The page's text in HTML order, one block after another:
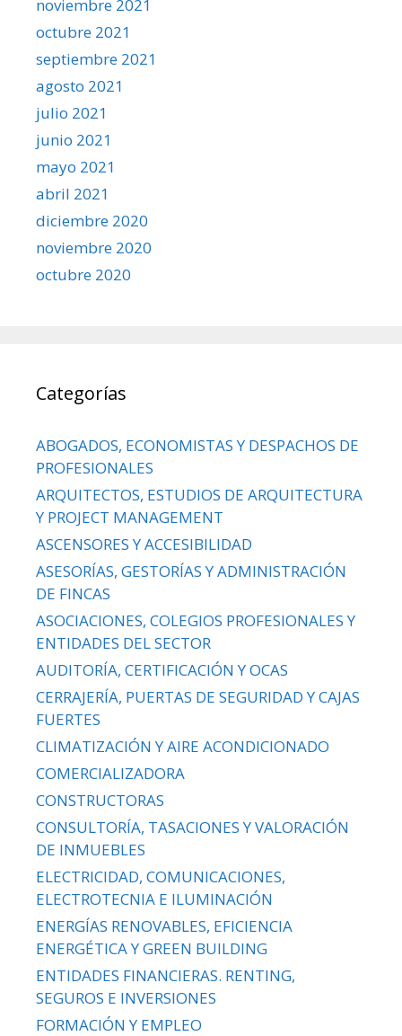
noviembre 2021
octubre 2021
septiembre 2021
agosto 2021
julio 2021
junio 2021
mayo 2021
abril 2021
diciembre 2020
noviembre 2020
octubre 2020
Categorías
ABOGADOS, ECONOMISTAS Y DESPACHOS DE
PROFESIONALES
ARQUITECTOS, ESTUDIOS DE ARQUITECTURA
Y PROJECT MANAGEMENT
ASCENSORES Y ACCESIBILIDAD
ASESORÍAS, GESTORÍAS Y ADMINISTRACIÓN
DE FINCAS
ASOCIACIONES, COLEGIOS PROFESIONALES Y
ENTIDADES DEL SECTOR
AUDITORÍA, CERTIFICACIÓN Y OCAS
CERRAJERÍA, PUERTAS DE SEGURIDAD Y CAJAS
FUERTES
CLIMATIZACIÓN Y AIRE ACONDICIONADO
COMERCIALIZADORA
CONSTRUCTORAS
CONSULTORÍA, TASACIONES Y VALORACIÓN
DE INMUEBLES
ELECTRICIDAD, COMUNICACIONES,
ELECTROTECNIA E ILUMINACIÓN
ENERGÍAS RENOVABLES, EFICIENCIA
ENERGÉTICA Y GREEN BUILDING
ENTIDADES FINANCIERAS. RENTING,
SEGUROS E INVERSIONES
FORMACIÓN Y EMPLEO